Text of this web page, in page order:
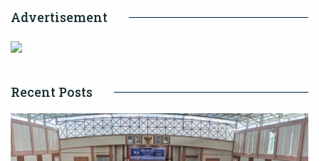
Advertisement
Recent Posts